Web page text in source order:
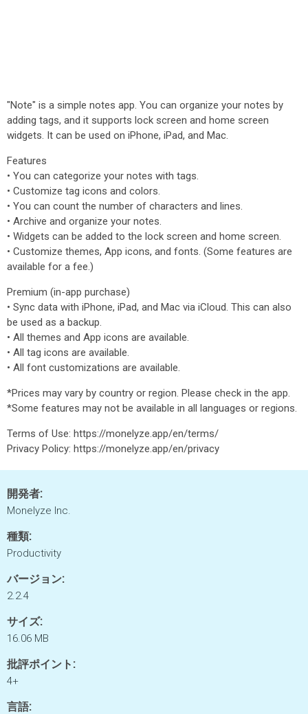
"Note" is a simple notes app. You can organize your notes by
adding tags, and it supports lock screen and home screen
widgets. It can be used on iPhone, iPad, and Mac.
Features
• You can categorize your notes with tags.
• Customize tag icons and colors.
• You can count the number of characters and lines.
• Archive and organize your notes.
• Widgets can be added to the lock screen and home screen.
• Customize themes, App icons, and fonts. (Some features are
available for a fee.)
Premium (in-app purchase)
• Sync data with iPhone, iPad, and Mac via iCloud. This can also
be used as a backup.
• All themes and App icons are available.
• All tag icons are available.
• All font customizations are available.
*Prices may vary by country or region. Please check in the app.
*Some features may not be available in all languages or regions.
Terms of Use: https://monelyze.app/en/terms/
Privacy Policy: https://monelyze.app/en/privacy
開発者:
Monelyze Inc.
種類:
Productivity
バージョン:
2.2.4
サイズ:
16.06 MB
批評ポイント:
4+
言語: